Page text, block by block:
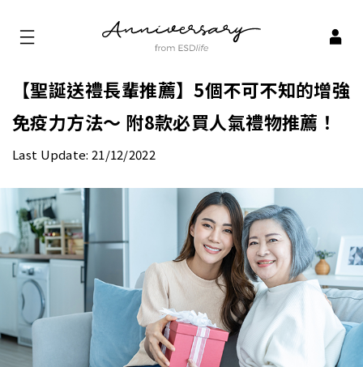
【聖誕送禮長輩推薦】5個不可不知的增強
免疫力方法～ 附8款必買人氣禮物推薦！
Last Update: 21/12/2022